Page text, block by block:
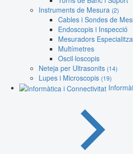
Instruments de Mesura (2)
Cables i Sondes de
Endoscopis i Inspecció
Mesuradors
Multímetres
Oscil·loscopis
Neteja per Ultrasonits (14)
Lupes i Microscopis (19)